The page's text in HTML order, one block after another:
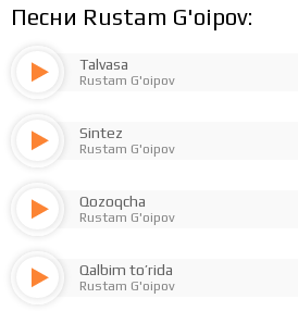
Песни Rustam G'oipov:
Talvasa
Rustam G'oipov
Sintez
Rustam G'oipov
Qozoqcha
Rustam G'oipov
Qalbim to’rida
Rustam G'oipov